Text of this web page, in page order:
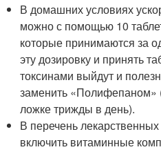
В домашних условиях
можно с помощью 10
которые принимаются за
эту дозировку и принять
токсинами выйдут и
заменить «Полифепаном»
ложке трижды в день).
В перечень
включить витаминные